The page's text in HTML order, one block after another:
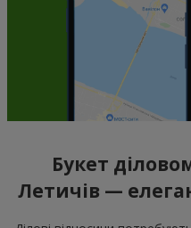
Букет
Летичів —